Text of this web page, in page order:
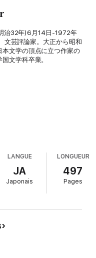
治32年)6月14日-1972年
芸評論家。大正から昭和
文学の頂点に立つ作家の
文学科卒業。
LANGUE
JA
Japonais
LONGUEUR
497
Pages